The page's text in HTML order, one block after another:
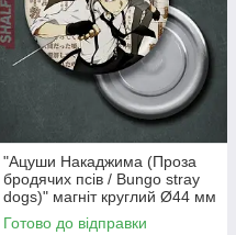
"Ацуши Накаджима (Проза
бродячих псів / Bungo stray
dogs)" магніт круглий Ø44 мм
Готово до відправки